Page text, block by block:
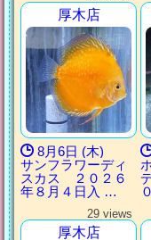
厚木店
8月6日 (木)
サンフラワーディ
スカス ２０２６
年８月４日入 …
29 views
厚木店